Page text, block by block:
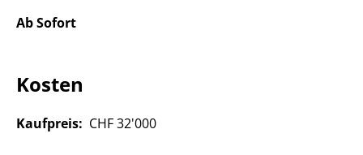
Ab Sofort
Kosten
Kaufpreis: CHF 32'000